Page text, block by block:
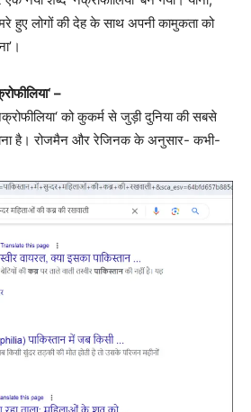
हुए लोगों की देह के साथ अपनी कामुकता को
–
को कुकर्म से जुड़ी दुनिया की सबसे
है। रोजमैन और रेजिनक के अनुसार- कभी-